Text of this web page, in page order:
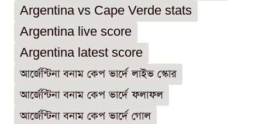
Argentina vs Cape Verde stats
Argentina live score
Argentina latest score
আর্জেন্টিনা বনাম কেপ ভার্দে লাইভ স্কোর
আর্জেন্টিনা বনাম কেপ ভার্দে ফলাফল
আর্জেন্টিনা বনাম কেপ ভার্দে গোল